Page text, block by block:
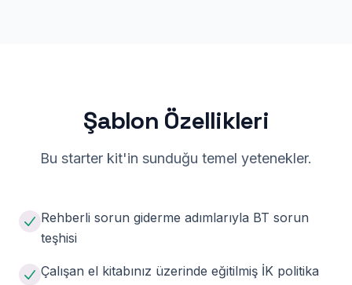
Şablon Özellikleri
Bu starter kit'in sunduğu temel yetenekler.
Rehberli sorun giderme adımlarıyla BT sorun
teşhisi
Çalışan el kitabınız üzerinde eğitilmiş İK politika